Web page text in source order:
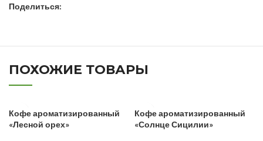
Поделиться:
ПОХОЖИЕ ТОВАРЫ
Кофе ароматизированный
«Лесной орех»
Кофе ароматизированный
«Солнце Сицилии»